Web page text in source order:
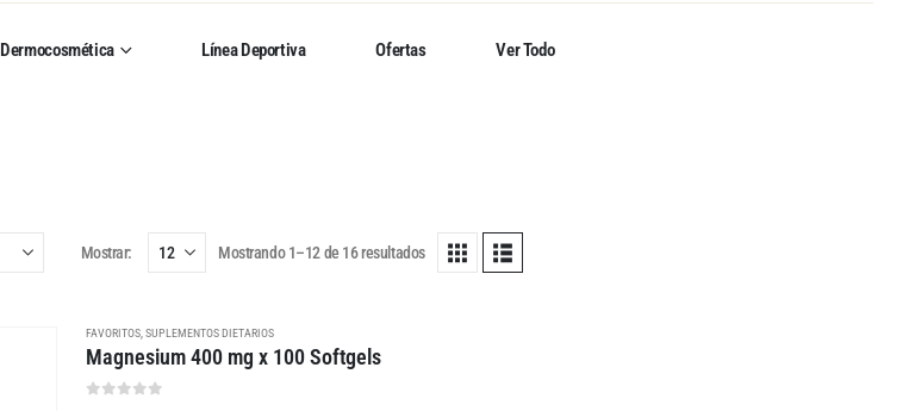
Dermocosmética Línea Deportiva Ofertas Ver Todo
Mostrar: Mostrando 1–12 de 16 resultados
FAVORITOS SUPLEMENTOS DIETARIOS
Magnesium 400 mg x 100 Softgels